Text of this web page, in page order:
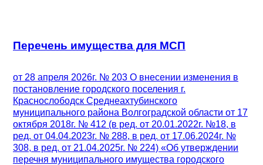
Перечень имущества для МСП
от 28 апреля 2026г. № 203 О внесении изменения в
постановление городского поселения г.
Краснослободск Среднеахтубинского
муниципального района Волгоградской области от 17
октября 2018г. № 412 (в ред. от 20.01.2022г. №18, в
ред. от 04.04.2023г. № 288, в ред. от 17.06.2024г. №
308, в ред. от 21.04.2025г. № 224) «Об утверждении
перечня муниципального имущества городского